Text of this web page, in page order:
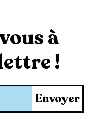
à
!
Envoyer